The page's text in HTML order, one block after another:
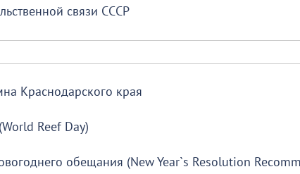
связи СССР
Краснодарского края
Reef Day)
обещания (New Year`s Resolution